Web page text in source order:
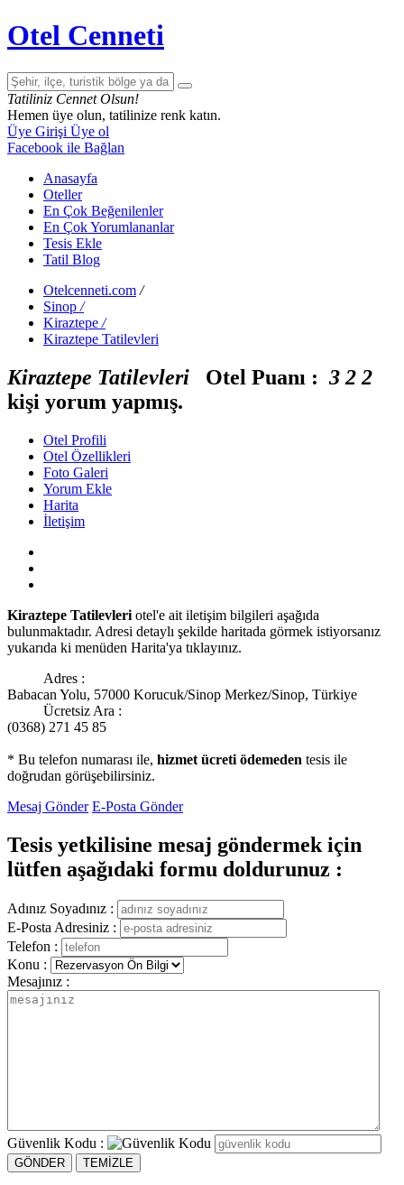
Otel Cenneti
Tatiliniz Cennet Olsun!
Hemen üye olun, tatilinize renk katın.
Üye Girişi Üye ol
Facebook ile Bağlan
Anasayfa
Oteller
En Çok Beğenilenler
En Çok Yorumlananlar
Tesis Ekle
Tatil Blog
Otelcenneti.com /
Sinop /
Kiraztepe /
Kiraztepe Tatilevleri
Kiraztepe Tatilevleri Otel Puanı : 3 2 2
kişi yorum yapmış.
Otel Profili
Otel Özellikleri
Foto Galeri
Yorum Ekle
Harita
İletişim
Kiraztepe Tatilevleri otel'e ait iletişim bilgileri aşağıda
bulunmaktadır. Adresi detaylı şekilde haritada görmek istiyorsanız
yukarıda ki menüden Harita'ya tıklayınız.
Adres :
Babacan Yolu, 57000 Korucuk/Sinop Merkez/Sinop, Türkiye
Ücretsiz Ara :
(0368) 271 45 85
* Bu telefon numarası ile, hizmet ücreti ödemeden tesis ile
doğrudan görüşebilirsiniz.
Mesaj Gönder E-Posta Gönder
Tesis yetkilisine mesaj göndermek için
lütfen aşağıdaki formu doldurunuz :
Adınız Soyadınız :
E-Posta Adresiniz :
Telefon :
Konu :
Mesajınız :
Güvenlik Kodu :